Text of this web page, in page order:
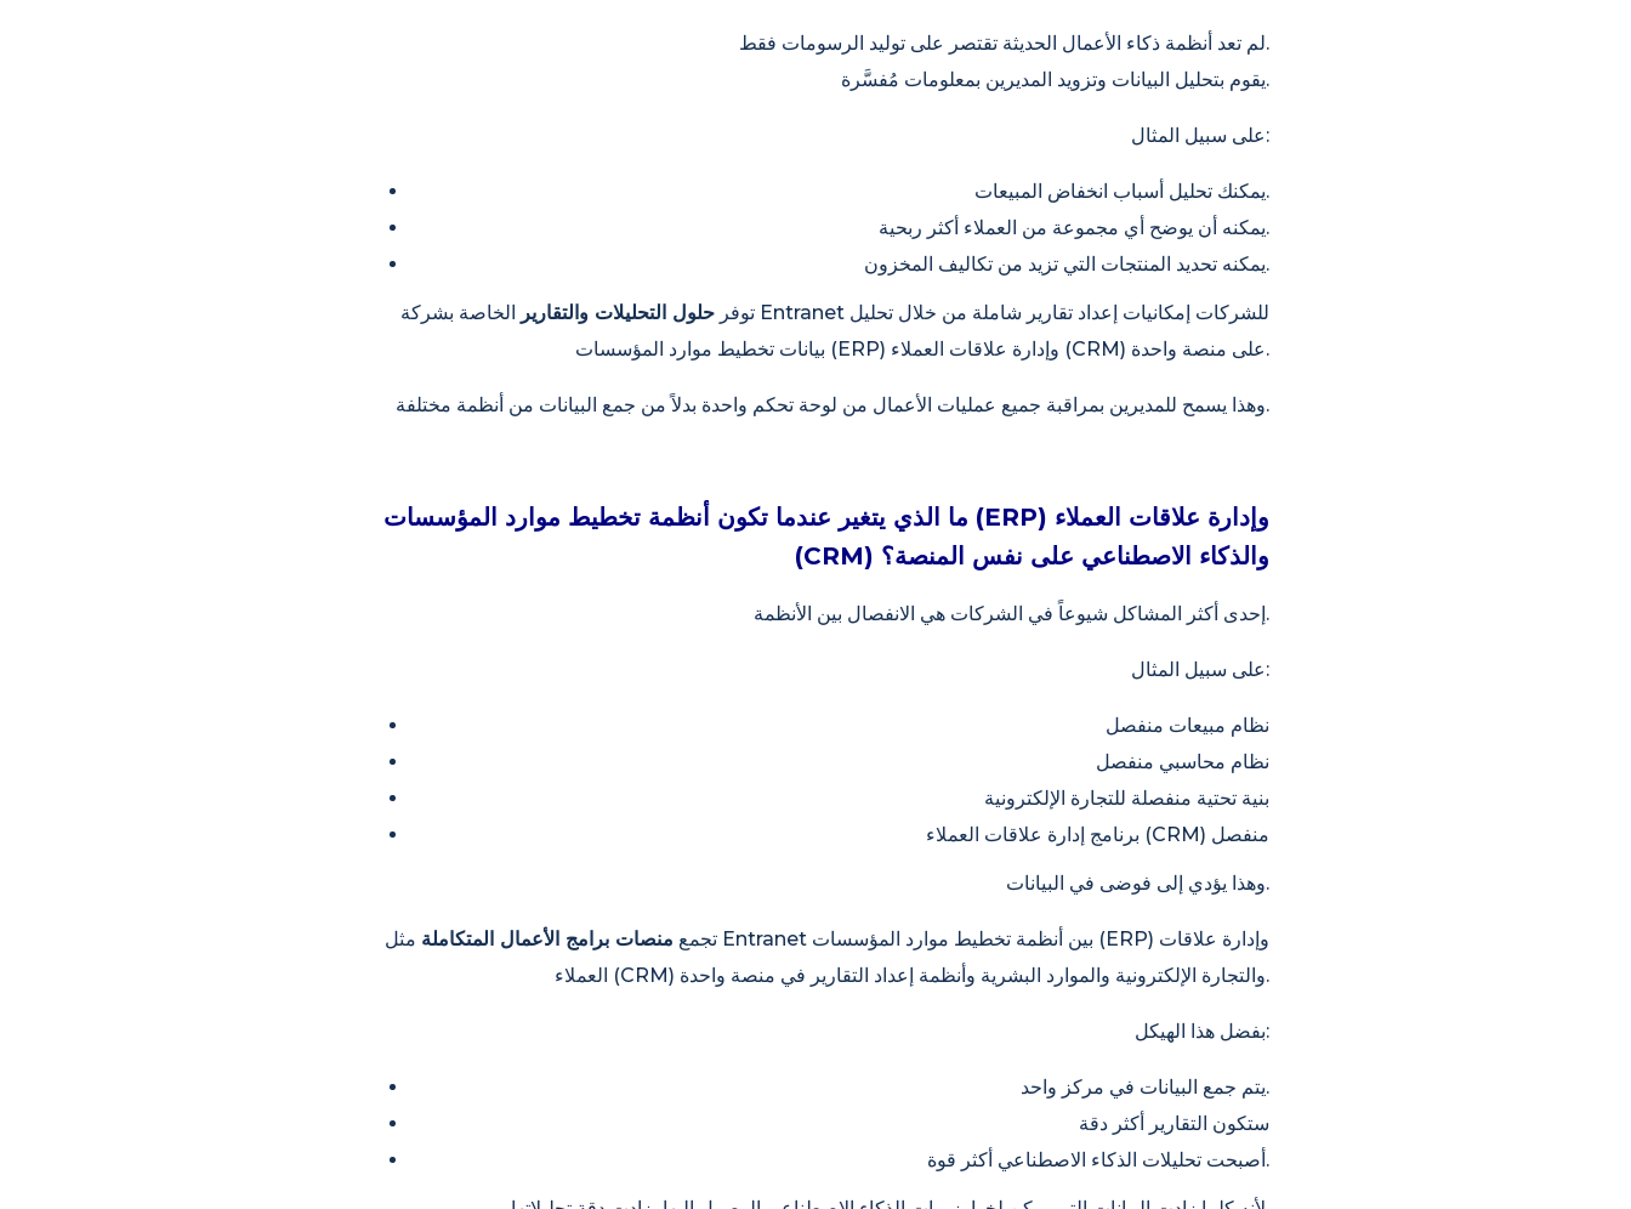
لم تعد أنظمة ذكاء الأعمال الحديثة تقتصر على توليد الرسومات فقط.
يقوم بتحليل البيانات وتزويد المديرين بمعلومات مُفسَّرة.
على سبيل المثال:
يمكنك تحليل أسباب انخفاض المبيعات.
يمكنه أن يوضح أي مجموعة من العملاء أكثر ربحية.
يمكنه تحديد المنتجات التي تزيد من تكاليف المخزون.
توفر حلول التحليلات والتقارير الخاصة بشركة Entranet للشركات إمكانيات إعداد تقارير شاملة من خلال تحليل
بيانات تخطيط موارد المؤسسات (ERP) وإدارة علاقات العملاء (CRM) على منصة واحدة.
وهذا يسمح للمديرين بمراقبة جميع عمليات الأعمال من لوحة تحكم واحدة بدلاً من جمع البيانات من أنظمة مختلفة.
ما الذي يتغير عندما تكون أنظمة تخطيط موارد المؤسسات (ERP) وإدارة علاقات العملاء
(CRM) والذكاء الاصطناعي على نفس المنصة؟
إحدى أكثر المشاكل شيوعاً في الشركات هي الانفصال بين الأنظمة.
على سبيل المثال:
نظام مبيعات منفصل
نظام محاسبي منفصل
بنية تحتية منفصلة للتجارة الإلكترونية
برنامج إدارة علاقات العملاء (CRM) منفصل
وهذا يؤدي إلى فوضى في البيانات.
تجمع منصات برامج الأعمال المتكاملة مثل Entranet بين أنظمة تخطيط موارد المؤسسات (ERP) وإدارة علاقات
العملاء (CRM) والتجارة الإلكترونية والموارد البشرية وأنظمة إعداد التقارير في منصة واحدة.
بفضل هذا الهيكل:
يتم جمع البيانات في مركز واحد.
ستكون التقارير أكثر دقة
أصبحت تحليلات الذكاء الاصطناعي أكثر قوة.